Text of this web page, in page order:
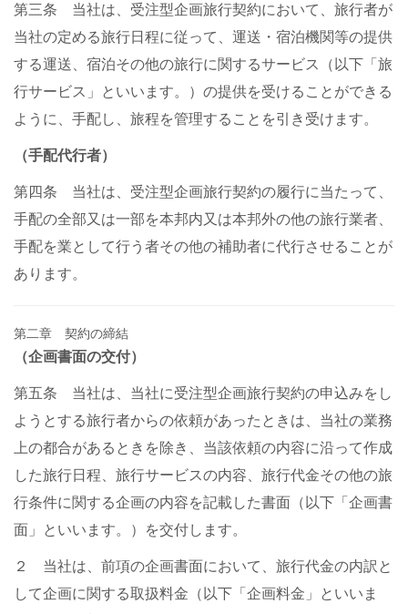
第三条 当社は、受注型企画旅行契約において、旅行者が
当社の定める旅行日程に従って、運送・宿泊機関等の提供
する運送、宿泊その他の旅行に関するサービス（以下「旅
行サービス」といいます。）の提供を受けることができる
ように、手配し、旅程を管理することを引き受けます。
（手配代行者）
第四条 当社は、受注型企画旅行契約の履行に当たって、
手配の全部又は一部を本邦内又は本邦外の他の旅行業者、
手配を業として行う者その他の補助者に代行させることが
あります。
第二章 契約の締結
（企画書面の交付）
第五条 当社は、当社に受注型企画旅行契約の申込みをし
ようとする旅行者からの依頼があったときは、当社の業務
上の都合があるときを除き、当該依頼の内容に沿って作成
した旅行日程、旅行サービスの内容、旅行代金その他の旅
行条件に関する企画の内容を記載した書面（以下「企画書
面」といいます。）を交付します。
２ 当社は、前項の企画書面において、旅行代金の内訳と
して企画に関する取扱料金（以下「企画料金」といいま